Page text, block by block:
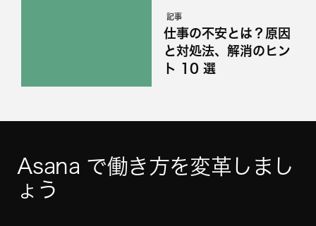
記事
仕事の不安とは？原因
と対処法、解消のヒン
ト 10 選
Asana で働き方を変革しまし
ょう